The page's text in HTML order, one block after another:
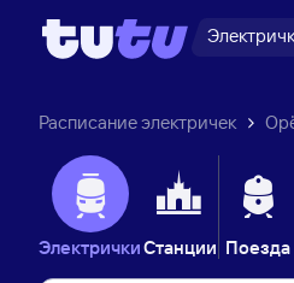
Расписание электричек
ЭлектричкиСтанции Поезда